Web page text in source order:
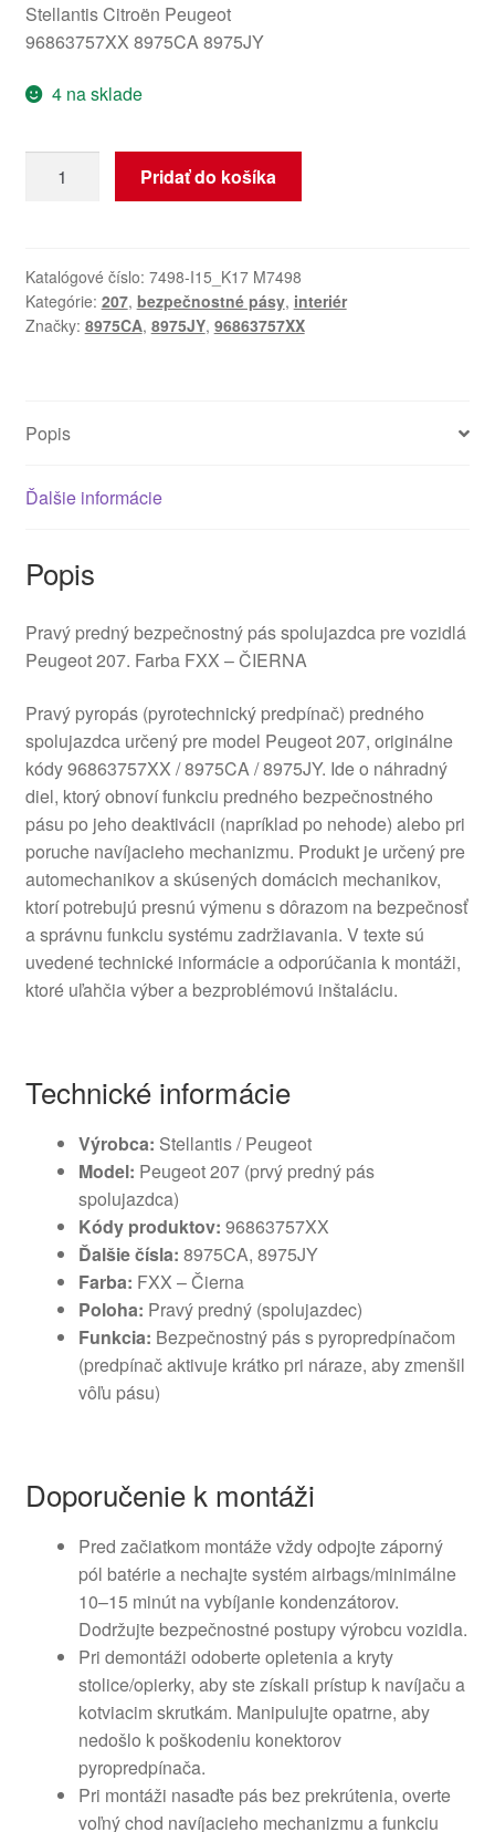
Stellantis Citroën Peugeot
96863757XX 8975CA 8975JY
4 na sklade
Pravý
pás
Peugeot
207
Pridať do košíka
Katalógové číslo: 7498-I15_K17 M7498
Kategórie: 207, bezpečnostné pásy, interiér
Značky: 8975CA, 8975JY, 96863757XX
Popis
Ďalšie informácie
Popis
Pravý predný bezpečnostný pás spolujazdca pre vozidlá
Peugeot 207. Farba FXX – ČIERNA
Pravý pyropás (pyrotechnický predpínač) predného
spolujazdca určený pre model Peugeot 207, originálne
kódy 96863757XX / 8975CA / 8975JY. Ide o náhradný
diel, ktorý obnoví funkciu predného bezpečnostného
pásu po jeho deaktivácii (napríklad po nehode) alebo pri
poruche navíjacieho mechanizmu. Produkt je určený pre
automechanikov a skúsených domácich mechanikov,
ktorí potrebujú presnú výmenu s dôrazom na bezpečnosť
a správnu funkciu systému zadržiavania. V texte sú
uvedené technické informácie a odporúčania k montáži,
ktoré uľahčia výber a bezproblémovú inštaláciu.
Technické informácie
Výrobca: Stellantis / Peugeot
Model: Peugeot 207 (prvý predný pás
spolujazdca)
Kódy produktov: 96863757XX
Ďalšie čísla: 8975CA, 8975JY
Farba: FXX – Čierna
Poloha: Pravý predný (spolujazdec)
Funkcia: Bezpečnostný pás s pyropredpínačom
(predpínač aktivuje krátko pri náraze, aby zmenšil
vôľu pásu)
Doporučenie k montáži
Pred začiatkom montáže vždy odpojte záporný
pól batérie a nechajte systém airbags/minimálne
10–15 minút na vybíjanie kondenzátorov.
Dodržujte bezpečnostné postupy výrobcu vozidla.
Pri demontáži odoberte opletenia a kryty
stolice/opierky, aby ste získali prístup k navíjaču a
kotviacim skrutkám. Manipulujte opatrne, aby
nedošlo k poškodeniu konektorov
pyropredpínača.
Pri montáži nasaďte pás bez prekrútenia, overte
voľný chod navíjacieho mechanizmu a funkciu